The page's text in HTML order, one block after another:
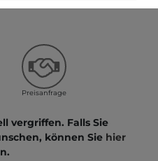
Preisanfrage
vergriffen. Falls Sie
können Sie hier